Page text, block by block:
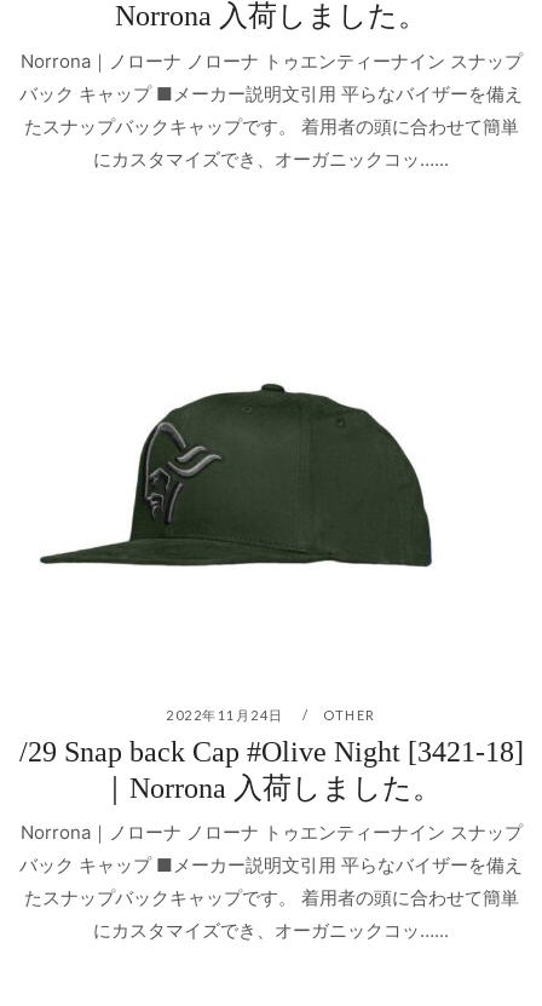
Norrona 入荷しました。
Norrona｜ノローナ ノローナ トゥエンティーナイン スナップ
バック キャップ ■メーカー説明文引用 平らなバイザーを備え
たスナップバックキャップです。 着用者の頭に合わせて簡単
にカスタマイズでき、オーガニックコッ…...
2022年11月24日 OTHER
/29 Snap back Cap #Olive Night [3421-18]
｜Norrona 入荷しました。
Norrona｜ノローナ ノローナ トゥエンティーナイン スナップ
バック キャップ ■メーカー説明文引用 平らなバイザーを備え
たスナップバックキャップです。 着用者の頭に合わせて簡単
にカスタマイズでき、オーガニックコッ…...